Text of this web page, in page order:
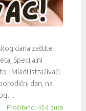
dana zaštite
Specijalni
i Mladi istraživači
dan, na
Pročitano: 426 puta